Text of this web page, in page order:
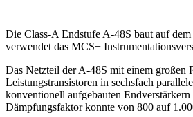
Die Class-A Endstufe A-48S baut auf
verwendet das MCS+
Das Netzteil der A-48S mit einem großen
Leistungstransistoren in sechsfach
konventionell aufgebauten
Dämpfungsfaktor konnte von 800 auf